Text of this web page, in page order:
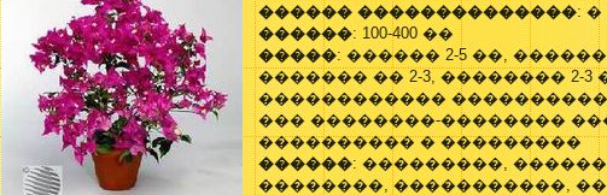
������ ��������������:
������: 100-400 ��
�����: ������ 2-5 ��,
������� �� 2-3, �������� 2-
������������
��� ��������-��������
���������� � ���������
������: ���������,
��������, �����������,